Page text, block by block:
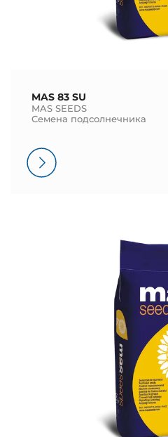
MAS 83 SU
MAS SEEDS
Семена подсолнечника